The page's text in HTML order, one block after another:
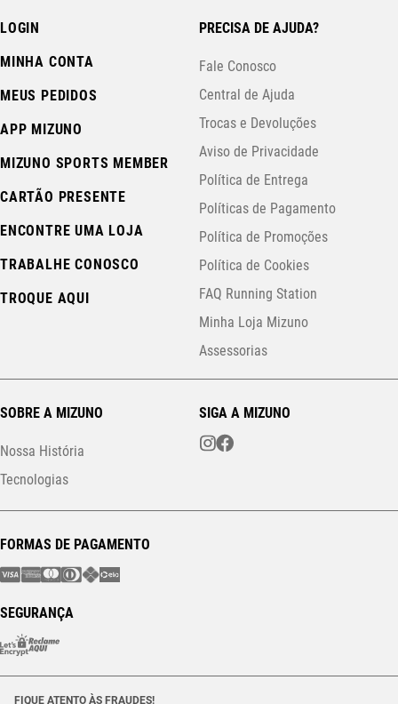
LOGIN
MINHA CONTA
MEUS PEDIDOS
APP MIZUNO
MIZUNO SPORTS MEMBER
CARTÃO PRESENTE
ENCONTRE UMA LOJA
TRABALHE CONOSCO
TROQUE AQUI
PRECISA DE AJUDA?
Fale Conosco
Central de Ajuda
Trocas e Devoluções
Aviso de Privacidade
Política de Entrega
Políticas de Pagamento
Política de Promoções
Política de Cookies
FAQ Running Station
Minha Loja Mizuno
Assessorias
SOBRE A MIZUNO
Nossa História
Tecnologias
SIGA A MIZUNO
FORMAS DE PAGAMENTO
SEGURANÇA
FIQUE ATENTO ÀS FRAUDES!